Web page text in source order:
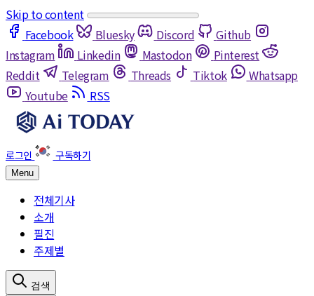
Skip to content
Facebook
Bluesky Discord
Github
Instagram
Linkedin Mastodon
Pinterest
Reddit
Telegram Threads Tiktok
Whatsapp
Youtube
RSS
Menu
전체기사
소개
필진
주제별